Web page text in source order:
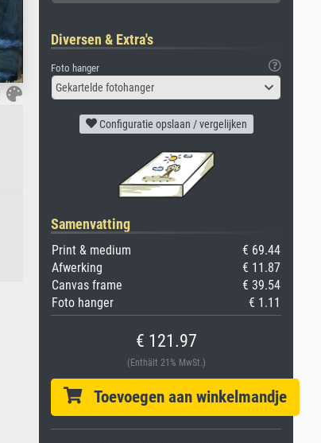
Diversen & Extra's
Foto hanger
Gekartelde fotohanger
Configuratie opslaan / vergelijken
Samenvatting
Print & medium
€ 69.44
Afwerking
€ 11.87
Canvas frame
€ 39.54
Foto hanger
€ 1.11
€ 121.97
(Enthält 21% MwSt.)
Toevoegen aan winkelmandje